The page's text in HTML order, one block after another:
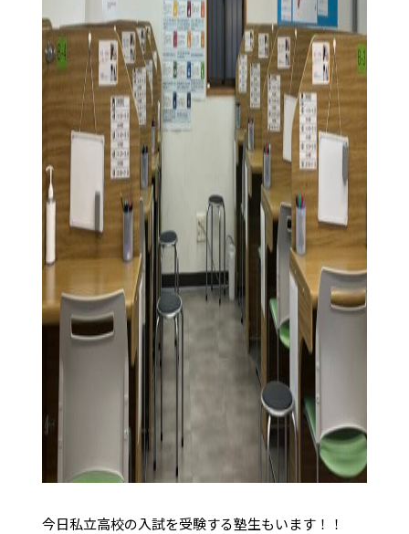
今日私立高校の入試を受験する塾生もいます！！